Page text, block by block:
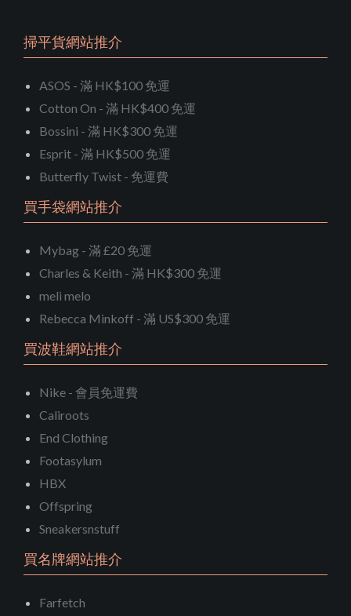
掃平貨網站推介
ASOS - 滿 HK$100 免運
Cotton On - 滿 HK$400 免運
Bossini - 滿 HK$300 免運
Esprit - 滿 HK$500 免運
Butterfly Twist - 免運費
買手袋網站推介
Mybag - 滿 £20 免運
Charles & Keith - 滿 HK$300 免運
meli melo
Rebecca Minkoff - 滿 US$300 免運
買波鞋網站推介
Nike - 會員免運費
Caliroots
End Clothing
Footasylum
HBX
Offspring
Sneakersnstuff
買名牌網站推介
Farfetch